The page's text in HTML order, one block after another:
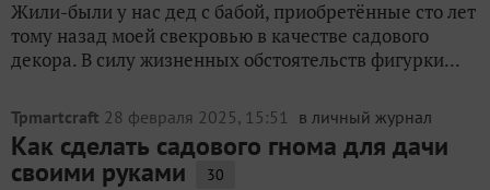
Жили-были у нас дед с бабой, приобретённые сто лет
тому назад моей свекровью в качестве садового
декора. В силу жизненных обстоятельств фигурки...
Tpmartcraft 28 февраля 2025, 15:51 в личный журнал
Как сделать садового гнома для дачи
своими руками 30